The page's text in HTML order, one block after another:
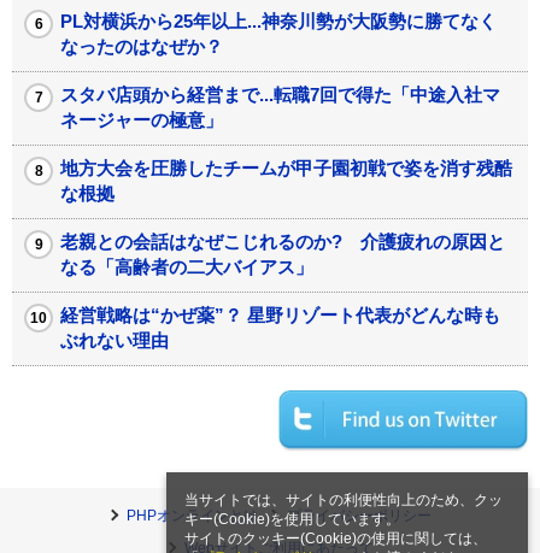
当サイトでは、サイトの利便性向上のため、クッ
キー(Cookie)を使用しています。
サイトのクッキー(Cookie)の使用に関しては、
PL対横浜から25年以上...神奈川勢が大阪勢に勝てなく
なったのはなぜか？
スタバ店頭から経営まで...転職7回で得た「中途入社マ
ネージャーの極意」
地方大会を圧勝したチームが甲子園初戦で姿を消す残酷
な根拠
老親との会話はなぜこじれるのか? 介護疲れの原因と
なる「高齢者の二大バイアス」
経営戦略は“かぜ薬”？ 星野リゾート代表がどんな時も
ぶれない理由
PHPオンラインとは
プライバシーポリシー
Webサイトご利用にあたって